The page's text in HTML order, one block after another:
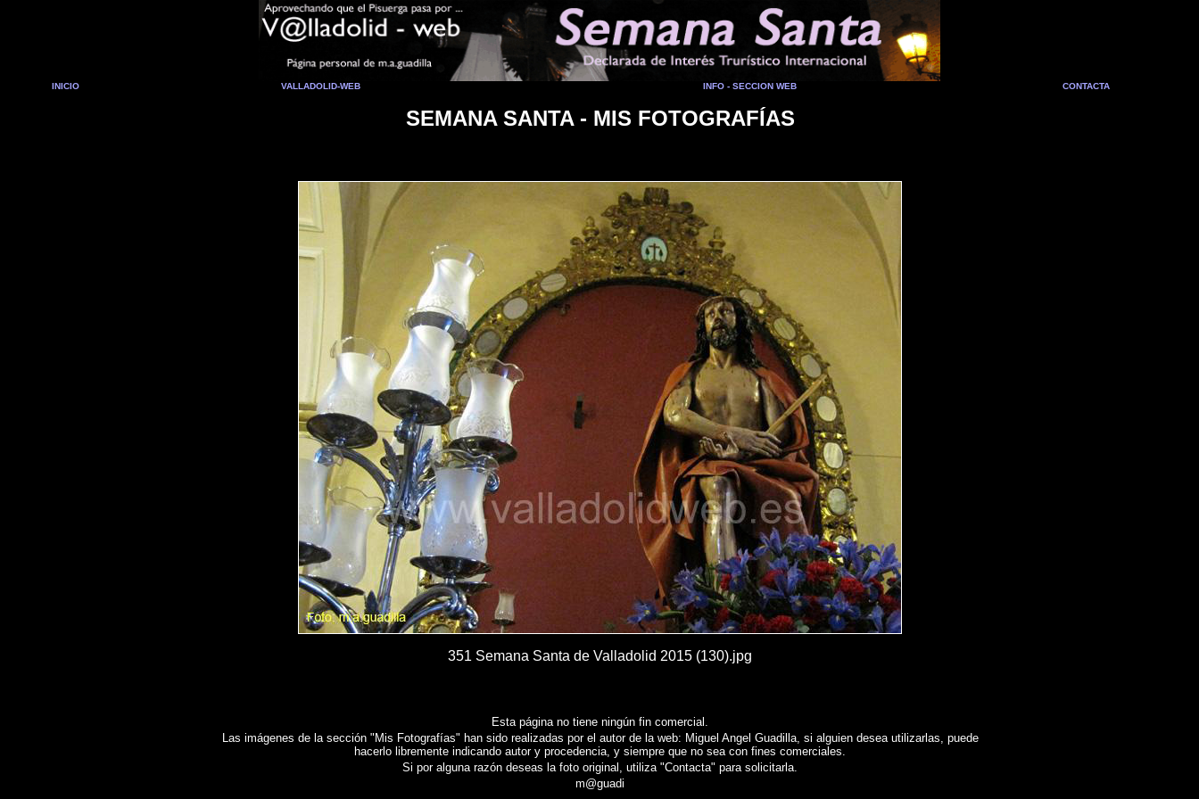
INICIO VALLADOLID-WEB INFO - SECCION WEB CONTACTA
SEMANA SANTA - MIS FOTOGRAFÍAS
351 Semana Santa de Valladolid 2015 (130).jpg
Esta página no tiene ningún fin comercial.
Las imágenes de la sección "Mis Fotografías" han sido realizadas por el autor de la web: Miguel Angel Guadilla, si alguien desea utilizarlas, puede
hacerlo libremente indicando autor y procedencia, y siempre que no sea con fines comerciales.
Si por alguna razón deseas la foto original, utiliza "Contacta" para solicitarla.
m@guadi